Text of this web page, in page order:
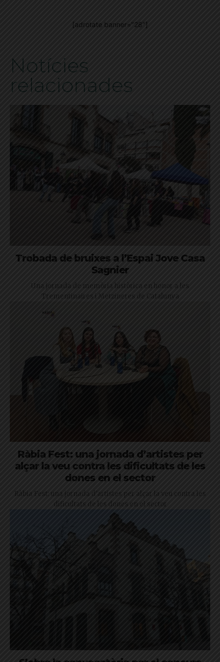
[adrotate banner="28"]
Notícies
relacionades
Trobada de bruixes a l’Espai Jove Casa
Sagnier
Una jornada de memòria històrica en honor a les
Trementinaires i Metzineres de Catalunya
Ràbia Fest: una jornada d’artistes per
alçar la veu contra les dificultats de les
dones en el sector
Ràbia Fest: una jornada d'artistes per alçar la veu contra les
dificultats de les dones en el sector